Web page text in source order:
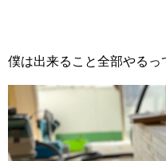
僕は出来ること全部やるっ